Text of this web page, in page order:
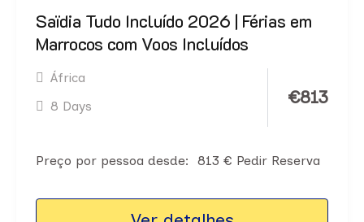
Saïdia Tudo Incluído 2026 | Férias em
Marrocos com Voos Incluídos
África
8 Days
€813
Preço por pessoa desde: 813 € Pedir Reserva